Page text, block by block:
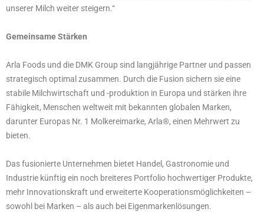
unserer Milch weiter steigern.“
Gemeinsame Stärken
Arla Foods und die DMK Group sind langjährige Partner und passen
strategisch optimal zusammen. Durch die Fusion sichern sie eine
stabile Milchwirtschaft und -produktion in Europa und stärken ihre
Fähigkeit, Menschen weltweit mit bekannten globalen Marken,
darunter Europas Nr. 1 Molkereimarke, Arla®, einen Mehrwert zu
bieten.
Das fusionierte Unternehmen bietet Handel, Gastronomie und
Industrie künftig ein noch breiteres Portfolio hochwertiger Produkte,
mehr Innovationskraft und erweiterte Kooperationsmöglichkeiten –
sowohl bei Marken – als auch bei Eigenmarkenlösungen.